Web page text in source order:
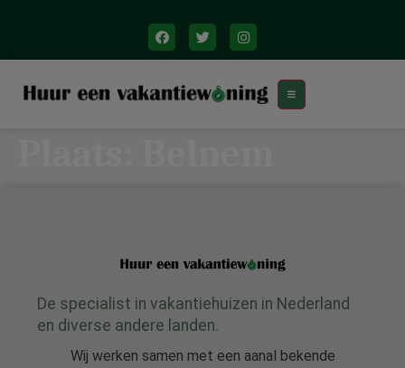
De specialist in vakantiehuizen in Nederland
en diverse andere landen.
Wij werken samen met een aanal bekende